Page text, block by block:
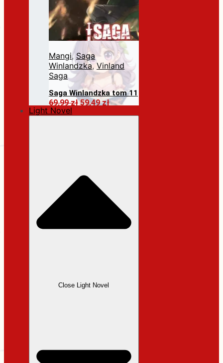
Mangi, Saga
Winlandzka, Vinland
Saga
Saga Winlandzka tom 11
69,99złPierwotna
59,49złAktualna
Dodaj do koszyka
Light Novel
Close Light Novel